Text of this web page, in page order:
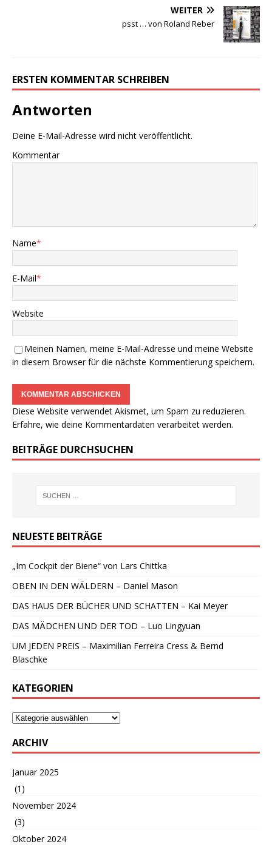
WEITER
psst … von Roland Reber
ERSTEN KOMMENTAR SCHREIBEN
Antworten
Deine E-Mail-Adresse wird nicht veröffentlicht.
Kommentar
Name*
E-Mail*
Website
Meinen Namen, meine E-Mail-Adresse und meine Website
in diesem Browser für die nächste Kommentierung speichern.
Diese Website verwendet Akismet, um Spam zu reduzieren.
Erfahre, wie deine Kommentardaten verarbeitet werden.
BEITRÄGE DURCHSUCHEN
NEUESTE BEITRÄGE
„Im Cockpit der Biene“ von Lars Chittka
OBEN IN DEN WÄLDERN – Daniel Mason
DAS HAUS DER BÜCHER UND SCHATTEN – Kai Meyer
DAS MÄDCHEN UND DER TOD – Luo Lingyuan
UM JEDEN PREIS – Maximilian Ferreira Cress & Bernd
Blaschke
KATEGORIEN
ARCHIV
Januar 2025
(1)
November 2024
(3)
Oktober 2024